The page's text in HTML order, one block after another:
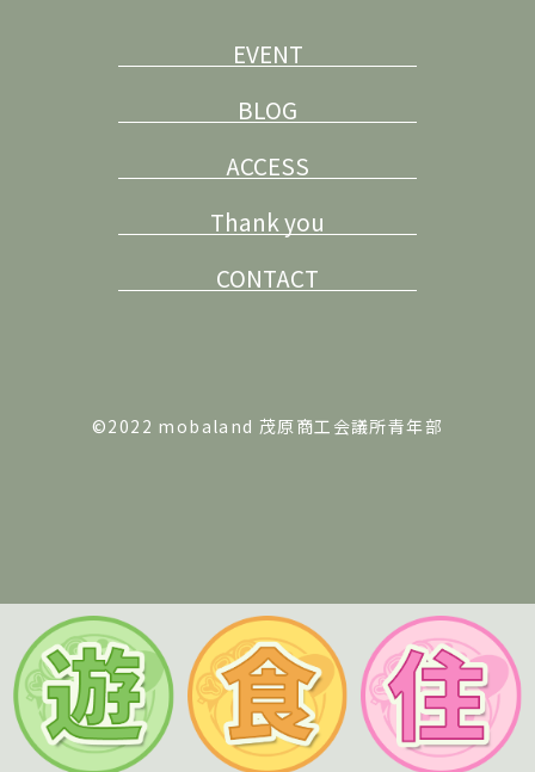
EVENT
BLOG
ACCESS
Thank you
CONTACT
©2022 mobaland 茂原商工会議所青年部